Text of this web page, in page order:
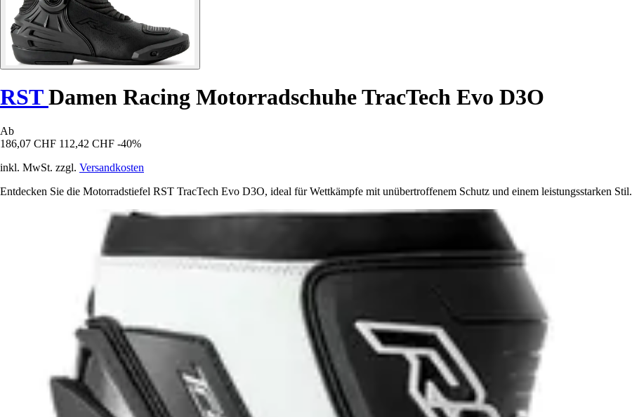
RSTDamen Racing Motorradschuhe TracTech Evo D3O
Ab
186,07 CHF 112,42 CHF -40%
inkl. MwSt. zzgl. Versandkosten
Entdecken Sie die Motorradstiefel RST TracTech Evo D3O, ideal für Wettkämpfe mit unübertroffenem Schutz und einem leistungsstarken Stil.